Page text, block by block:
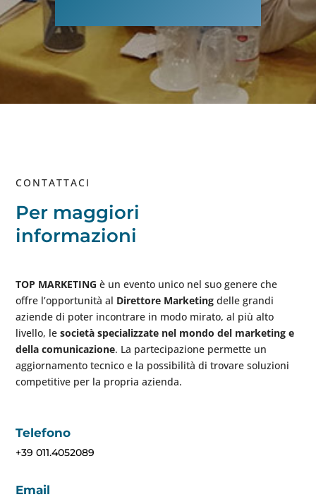
CONTATTACI
Per maggiori
informazioni
TOP MARKETING è un evento unico nel suo genere che
offre l’opportunità al Direttore Marketing delle grandi
aziende di poter incontrare in modo mirato, al più alto
livello, lesocietà specializzate nel mondo del marketing e
della comunicazione. La partecipazione permette un
aggiornamento tecnico e la possibilità di trovare soluzioni
competitive per la propria azienda.
Telefono
+39 011.4052089
Email